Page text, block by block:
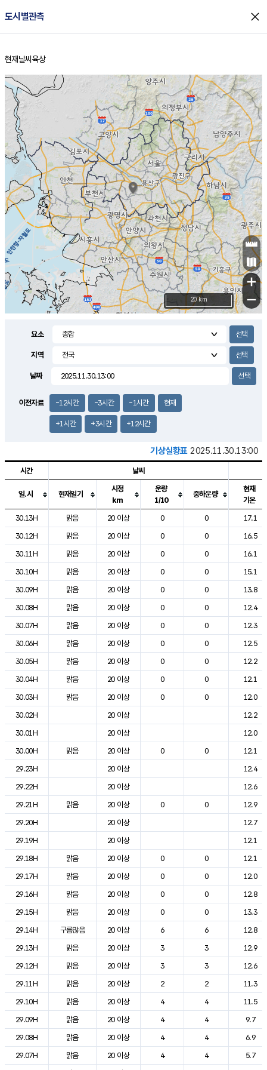
도시별관측 close
홈
현재날씨 육상
+
−
20 km
요소
지역
날짜
이전자료 -12시간 -3시간 -1시간 현재
+1시간 +3시간 +12시간
기상실황표 2025.11.30.13:00
도시별 기상실황표로 지점, 날씨, 기온, 강수, 바람, 기압등을 안내한 표입
시간 날씨
일.시 현재일기
시정
km
운량
1/10
중하운량
현재
기온
30.13H
맑음 20 이상 0 0
17.1
30.12H
맑음 20 이상 0 0
16.5
30.11H
맑음 20 이상 0 0
16.1
30.10H
맑음 20 이상 0 0
15.1
30.09H
맑음 20 이상 0 0
13.8
30.08H
맑음 20 이상 0 0
12.4
30.07H
맑음 20 이상 0 0
12.3
30.06H
맑음 20 이상 0 0
12.5
30.05H
맑음 20 이상 0 0
12.2
30.04H
맑음 20 이상 0 0
12.1
30.03H
맑음 20 이상 0 0
12.0
30.02H
20 이상
12.2
30.01H
20 이상
12.0
30.00H
맑음 20 이상 0 0
12.1
29.23H
20 이상
12.4
29.22H
20 이상
12.6
29.21H
맑음 20 이상 0 0
12.9
29.20H
20 이상
12.7
29.19H
20 이상
12.1
29.18H
맑음 20 이상 0 0
12.1
29.17H
맑음 20 이상 0 0
12.0
29.16H
맑음 20 이상 0 0
12.8
29.15H
맑음 20 이상 0 0
13.3
29.14H
구름많음 20 이상 6 6
12.8
29.13H
맑음 20 이상 3 3
12.9
29.12H
맑음 20 이상 3 3
12.6
29.11H
맑음 20 이상 2 2
11.3
29.10H
맑음 20 이상 4 4
11.5
29.09H
맑음 20 이상 4 4
9.7
29.08H
맑음 20 이상 4 4
6.9
29.07H
맑음 20 이상 4 4
5.7